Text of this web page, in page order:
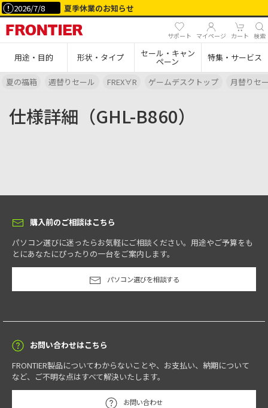
2026/7/8 夏季休業のお知らせ
サポート マイページ カート 検索
用途・目的 形状・タイプ セール・キャン
ペーン 特集・サービス
夏の福箱 週替りセール FREX∀R ゲームデスクトップ 月替りセ
仕様詳細（GHL-B860）
購入前のご相談はこちら
パソコン選びに迷ったらお気軽にご相談ください。用途やご予算をも
とにあなたにぴったりの一台をご案内します。
パソコン選びを相談する
お問い合わせはこちら
FRONTIER製品についてわからないことや、お支払い、納期について
など、ご不明な点はすべて解決いたします。
お問い合わせ